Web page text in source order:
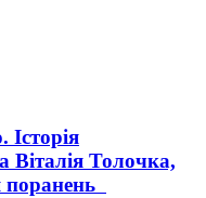
Віталія Толочка,
поранень